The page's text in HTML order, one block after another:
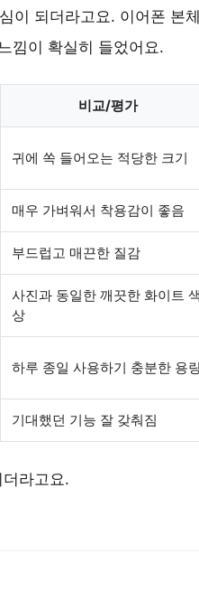
이 되더라고요. 이어폰 본
낌이 확실히 들었어요.
비교/평가
귀에 쏙 들어오는 적당한 크기
매우 가벼워서 착용감이 좋음
부드럽고 매끈한 질감
사진과 동일한 깨끗한 화이트 색
상
하루 종일 사용하기 충분한 용
기대했던 기능 잘 갖춰짐
라고요.